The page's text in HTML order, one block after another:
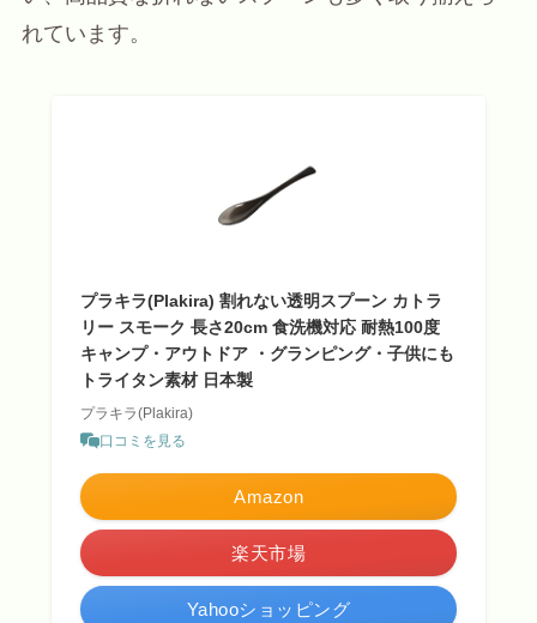
れています。
プラキラ(Plakira) 割れない透明スプーン カトラ
リー スモーク 長さ20cm 食洗機対応 耐熱100度
キャンプ・アウトドア ・グランピング・子供にも
トライタン素材 日本製
プラキラ(Plakira)
口コミを見る
Amazon
楽天市場
Yahooショッピング